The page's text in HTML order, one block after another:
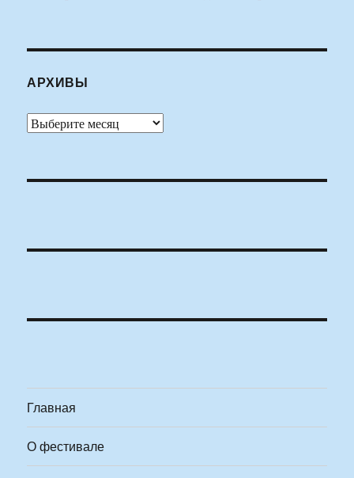
АРХИВЫ
Архивы
Главная
О фестивале